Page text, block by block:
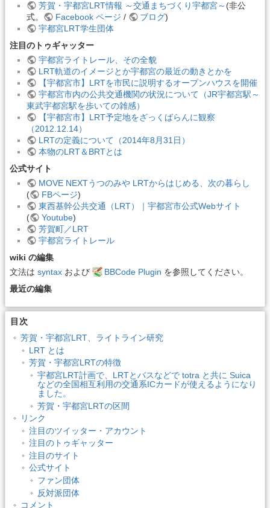
芳賀・宇都宮LRT情報 ～交通まちづくり宇都宮～ (非公
式。
Facebook ページ / ブログ)
宇都宮LRT学生団体
注目のトゥギャッター
宇都宮ライトレール、その全貌
LRT軌道のイメージとか宇都宮の最近の動きとかを
【宇都宮市】LRTを市民に説明するオープンハウスを開催
宇都宮市内の公共交通機関の状況について（JR宇都宮駅～
東武宇都宮駅を歩いての雑感）
【宇都宮市】LRT予定地をざっくばらんに観察
（2012.12.14）
LRTの定義について（2014年8月31日）
本物のLRT＆BRTとは
公式サイト
MOVE NEXTうつのみや LRTからはじめる、次の暮らし
(
FBページ)
東西基幹公共交通（LRT）｜宇都宮市公式Webサイト
(
Youtube)
芳賀町／LRT
宇都宮ライトレール
wiki の編集
文法は syntax および BBCode Plugin を参照してください。
最近の編集
目次
芳賀・宇都宮LRT、ライトライン研究
LRT とは
芳賀・宇都宮LRTの特徴
宇都宮LRT計画で、LRTとバスなどで totra と共に Suica
などの全国相互利用の交通系ICカードが使えるようになり
ました。
芳賀・宇都宮LRTの区間
リンク
注目のツイッター・アカウント
注目のトゥギャッター
注目のサイト
公式サイト
ファン団体
反対派団体
コメント